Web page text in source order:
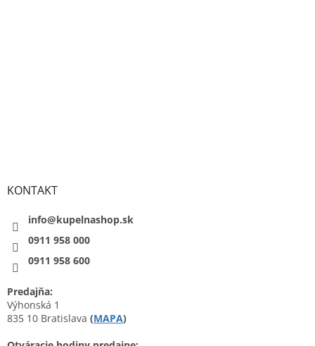
KONTAKT
info@kupelnashop.sk
0911 958 000
0911 958 600
Predajňa:
Výhonská 1
835 10 Bratislava (MAPA)